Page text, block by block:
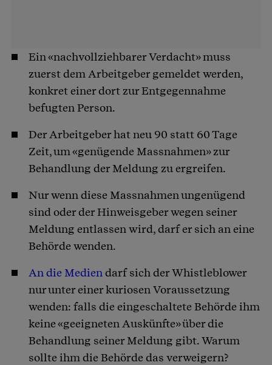
Ein «nachvollziehbarer Verdacht» muss
zuerst dem Arbeitgeber gemeldet werden,
konkret einer dort zur Entgegennahme
befugten Person.
Der Arbeitgeber hat neu 90 statt 60 Tage
Zeit, um «genügende Massnahmen» zur
Behandlung der Meldung zu ergreifen.
Nur wenn diese Massnahmen ungenügend
sind oder der Hinweisgeber wegen seiner
Meldung entlassen wird, darf er sich an eine
Behörde wenden.
An die Mediendarf sich der Whistleblower
nur unter einer kuriosen Voraussetzung
wenden: falls die eingeschaltete Behörde ihm
keine «geeigneten Auskünfte» über die
Behandlung seiner Meldung gibt. Warum
sollte ihm die Behörde das verweigern?